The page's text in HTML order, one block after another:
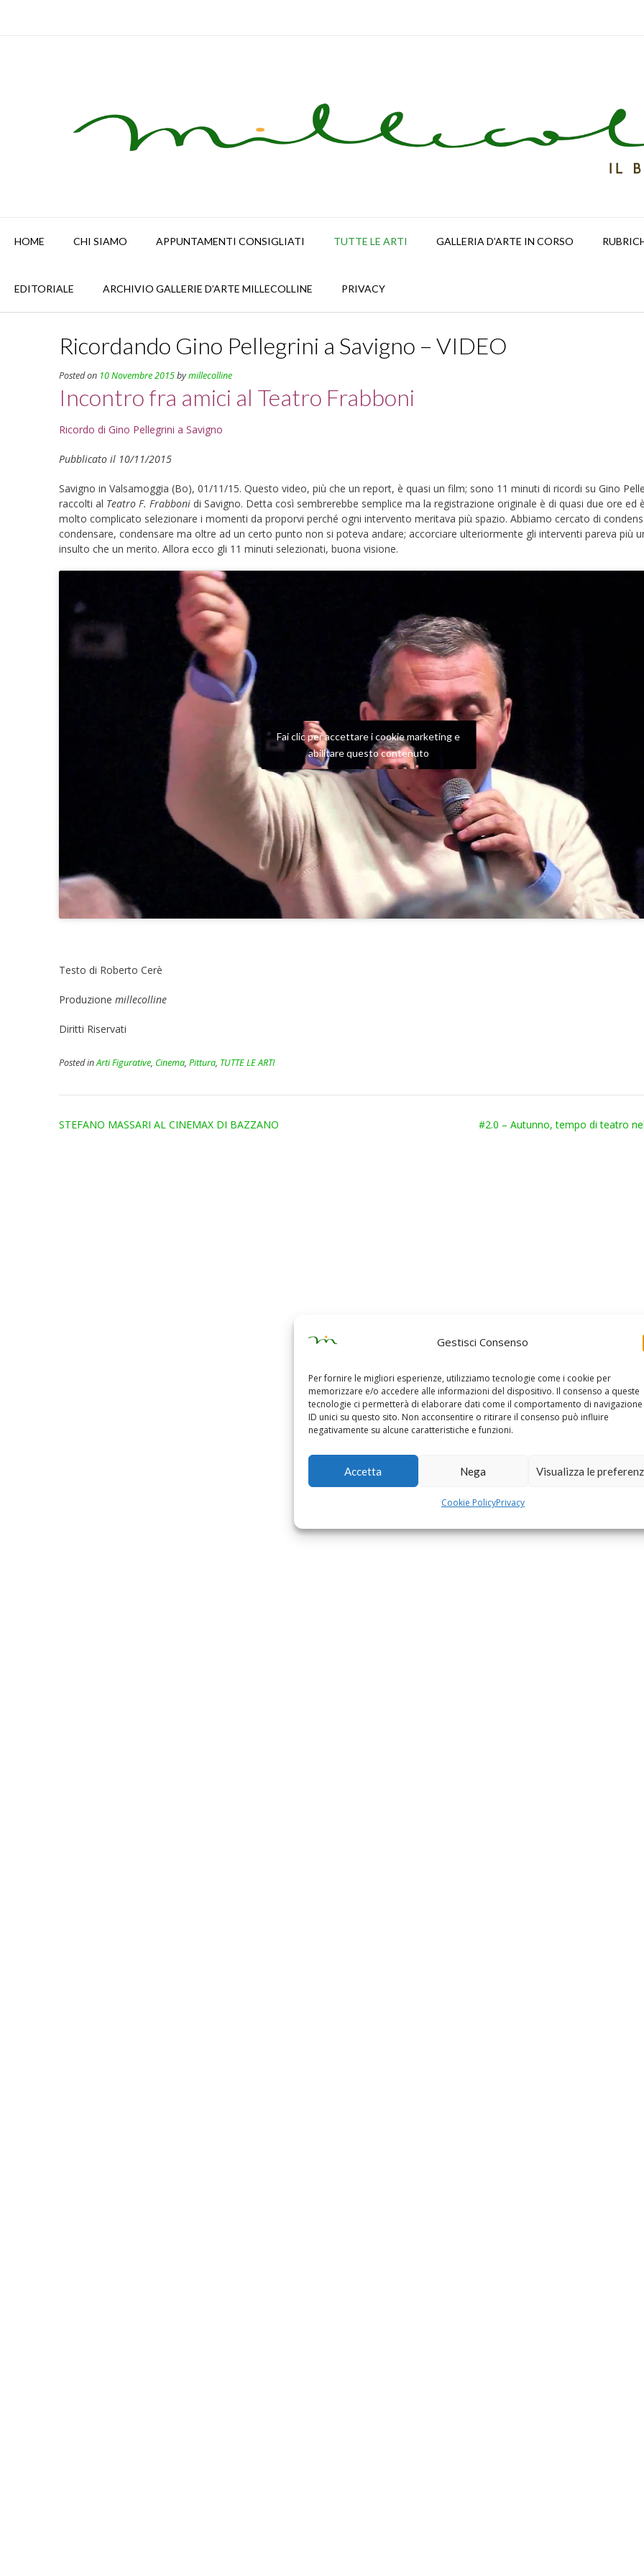
Gestisci Consenso
Per fornire le migliori esperienze, utilizziamo tecnologie come i cookie per
memorizzare e/o accedere alle informazioni del dispositivo. Il consenso a queste
tecnologie ci permetterà di elaborare dati come il comportamento di
ID unici su questo sito. Non acconsentire o ritirare il consenso può influire
negativamente su alcune caratteristiche e funzioni.
Accetta Nega Visualizza le
Cookie PolicyPrivacy
HOME CHI SIAMO APPUNTAMENTI CONSIGLIATI TUTTE LE ARTI GALLERIA D’ARTE IN CORSO
EDITORIALE ARCHIVIO GALLERIE D’ARTE MILLECOLLINE PRIVACY
Ricordando Gino Pellegrini a Savigno – VIDEO
Posted on 10 Novembre 2015bymillecolline
Incontro fra amici al Teatro Frabboni
Ricordo di Gino Pellegrini a Savigno
Pubblicato il 10/11/2015
Savigno in Valsamoggia (Bo), 01/11/15. Questo video, più che un report, è quasi un film; sono 11 minuti di ricordi su Gino
raccolti al Teatro F. Frabboni di Savigno. Detta così sembrerebbe semplice ma la registrazione originale è di quasi due ore ed
molto complicato selezionare i momenti da proporvi perché ogni intervento meritava più spazio. Abbiamo cercato di
condensare, condensare ma oltre ad un certo punto non si poteva andare; accorciare ulteriormente gli interventi pareva più
insulto che un merito. Allora ecco gli 11 minuti selezionati, buona visione.
Fai clic per accettare i cookie marketing e
abilitare questo contenuto
Testo di Roberto Cerè
Produzione millecolline
Diritti Riservati
Posted inArti Figurative, Cinema, Pittura, TUTTE LE ARTI
Post
STEFANO MASSARI AL CINEMAX DI BAZZANO #2.0 – Autunno, tempo di teatro